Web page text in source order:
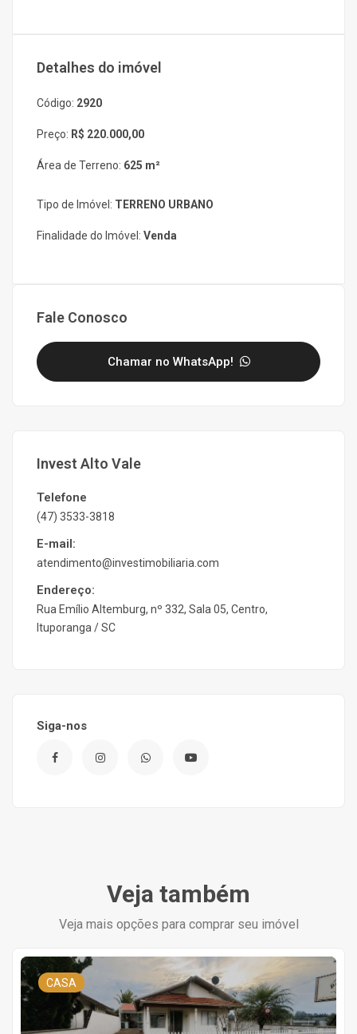
Detalhes do imóvel
Código: 2920
Preço: R$ 220.000,00
Área de Terreno: 625 m²
Tipo de Imóvel: TERRENO URBANO
Finalidade do Imóvel: Venda
Fale Conosco
Chamar no WhatsApp!
Invest Alto Vale
Telefone
(47) 3533-3818
E-mail:
atendimento@investimobiliaria.com
Endereço:
Rua Emílio Altemburg, nº 332, Sala 05, Centro,
Ituporanga / SC
Siga-nos
Veja também
Veja mais opções para comprar seu imóvel
CASA